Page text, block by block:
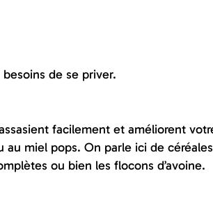
de se priver.
facilement et améliorent
miel pops. On parle ici de
ou bien les flocons d’avoine.